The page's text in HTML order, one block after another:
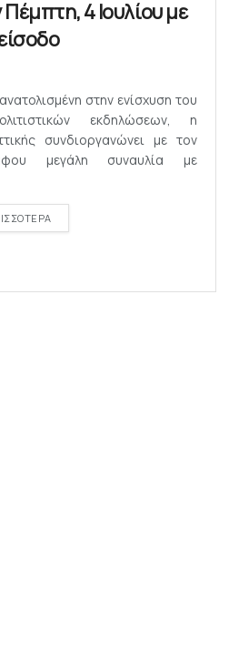
4 Ιουλίου με
στην ενίσχυση του
εκδηλώσεων, η
συνδιοργανώνει με τον
μεγάλη συναυλία με